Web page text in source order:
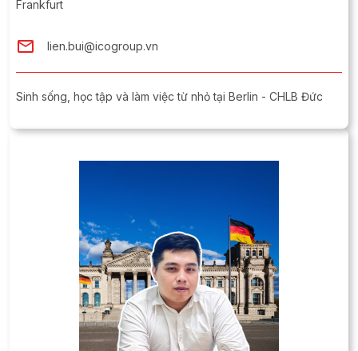
Frankfurt
lien.bui@icogroup.vn
Sinh sống, học tập và làm việc từ nhỏ tại Berlin - CHLB Đức